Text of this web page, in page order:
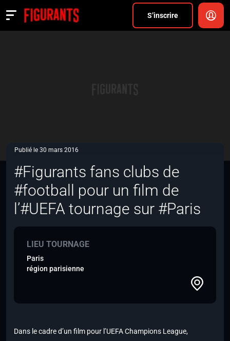
S’inscrire
Actualités
Publié le 30 mars 2016
#Figurants fans clubs de
#football pour un film de
l’#UEFA tournage sur #Paris
LIEU TOURNAGE
Paris
région parisienne
Dans le cadre d’un film pour l’UEFA Champions League,